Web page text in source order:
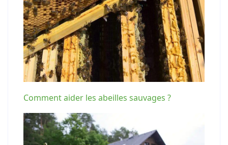
Comment aider les abeilles sauvages ?